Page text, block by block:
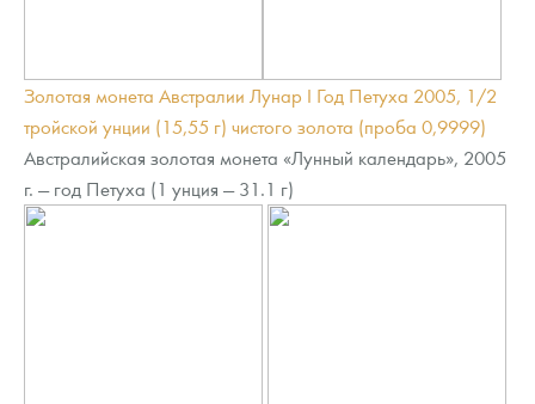
Золотая монета Австралии Лунар I Год Петуха 2005, 1/2
тройской унции (15,55 г) чистого золота (проба 0,9999)
Австралийская золотая монета «Лунный календарь», 2005
г. — год Петуха (1 унция — 31.1 г)